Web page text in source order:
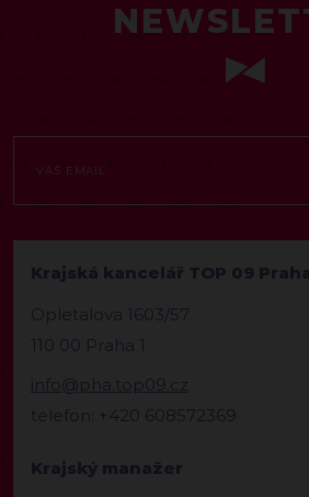
Krajská kancelář TOP 09
Opletalova 1603/57
110 00 Praha 1
info@pha.top09.cz
telefon: +420 608572369
Krajský manažer